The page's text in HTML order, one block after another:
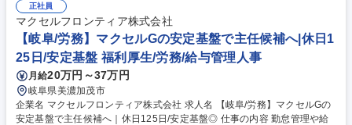
さまへのアプローチに注力しており、資産形成のご提案に留まらず、専門
部署との連携による事業承継やM&A、不動産管理など多様なソリューショ
ンの提供にも力を入れています。自由な商品組成や提案ができるため、お
客さまのニーズに寄り添った提案ができることも当社ならではのやりがい
を感じて頂けるポイントの1つです。 募集職種 【岐阜・恵那】個人向け金
融商品の提案営業 *第二新卒/未経験歓迎/転勤無*
正社員
マクセルフロンティア株式会社
【岐阜/労務】マクセルGの安定基盤で主任候補へ|休日1
25日/安定基盤 福利厚生/労務/給与管理人事
月給20万円～37万円
岐阜県美濃加茂市
企業名 マクセルフロンティア株式会社 求人名 【岐阜/労務】マクセルGの
安定基盤で主任候補へ｜休日125日/安定基盤◎ 仕事の内容 勤怠管理や給